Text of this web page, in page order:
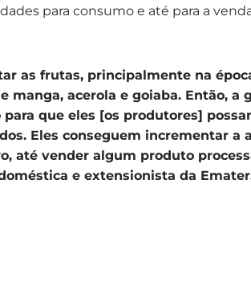
para consumo e até para a
as frutas, principalmente na
manga, acerola e goiaba. Então, a
para que eles [os produtores]
Eles conseguem incrementar a
até vender algum produto
e extensionista da